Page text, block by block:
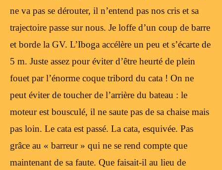
ne va pas se dérouter, il n’entend pas nos cris et sa
trajectoire passe sur nous. Je loffe d’un coup de barre
et borde la GV. L’Iboga accélère un peu et s’écarte de
5 m. Juste assez pour éviter d’être heurté de plein
fouet par l’énorme coque tribord du cata ! On ne
peut éviter de toucher de l’arrière du bateau : le
moteur est bousculé, il ne saute pas de sa chaise mais
pas loin. Le cata est passé. La cata, esquivée. Pas
grâce au « barreur » qui ne se rend compte que
maintenant de sa faute. Que faisait-il au lieu de